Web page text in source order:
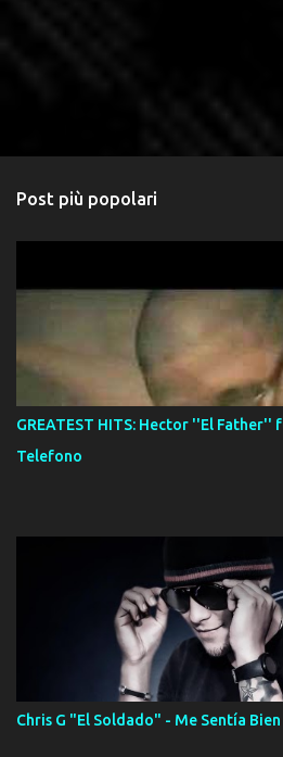
Post più popolari
GREATEST HITS: Hector ''El Father''
Telefono
Chris G "El Soldado" - Me Sentía